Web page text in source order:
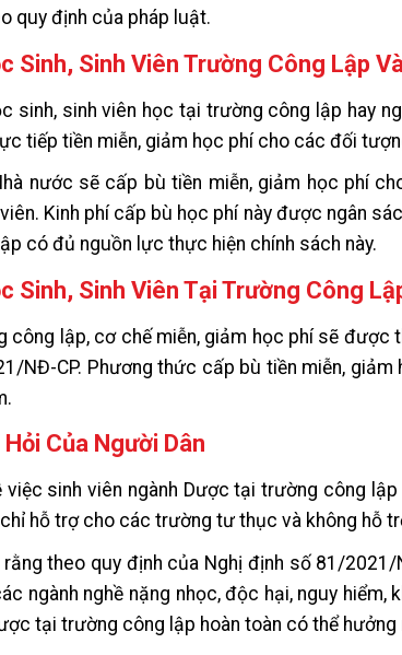
quy định của pháp luật.
Sinh, Sinh Viên Trường Công Lập
sinh, sinh viên học tại trường công lập hay
tiếp tiền miễn, giảm học phí cho các đối
nước sẽ cấp bù tiền miễn, giảm học phí
Kinh phí cấp bù học phí này được ngân
có đủ nguồn lực thực hiện chính sách này.
Sinh, Sinh Viên Tại Trường Công
lập, cơ chế miễn, giảm học phí sẽ được
NĐ-CP. Phương thức cấp bù tiền miễn,
Của Người Dân
sinh viên ngành Dược tại trường công
hỗ trợ cho các trường tư thục và không hỗ
theo quy định của Nghị định số 81/
ngành nghề nặng nhọc, độc hại, nguy hiểm,
tại trường công lập hoàn toàn có thể